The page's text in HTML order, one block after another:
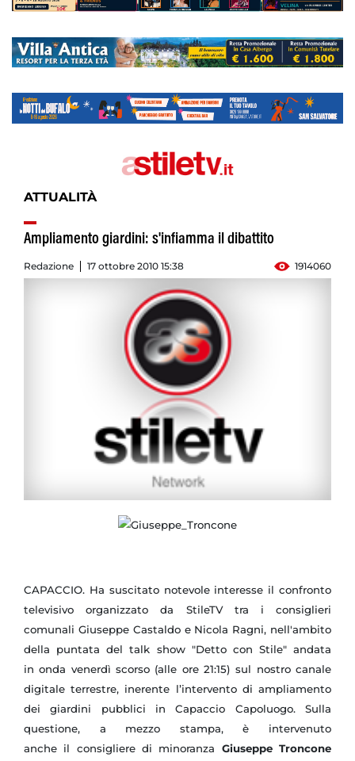
ATTUALITÀ
Ampliamento giardini: s'infiamma il dibattito
Redazione 17 ottobre 2010 15:38 1914060
CAPACCIO. Ha suscitato notevole interesse il confronto
televisivo organizzato da StileTV tra i consiglieri
comunali Giuseppe Castaldo e Nicola Ragni, nell'ambito
della puntata del talk show "Detto con Stile" andata
in onda venerdì scorso (alle ore 21:15) sul nostro canale
digitale terrestre, inerente l’intervento di ampliamento
dei giardini pubblici in Capaccio Capoluogo. Sulla
questione, a mezzo stampa, è intervenuto
anche il consigliere di minoranza Giuseppe Troncone